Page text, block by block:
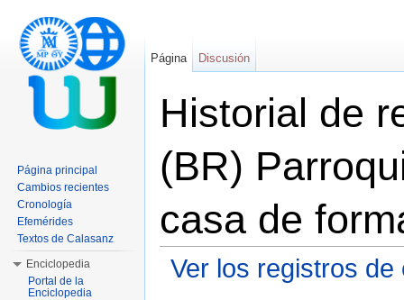
Historial de
(BR)
casa de
Ver los registros de
Página Discusión
Página principal
Cambios recientes
Cronología
Efemérides
Textos de Calasanz
Enciclopedia
Portal de la
Enciclopedia